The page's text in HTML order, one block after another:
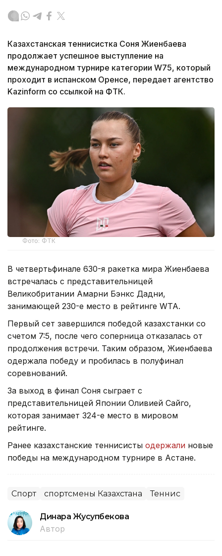
Казахстанская теннисистка Соня Жиенбаева
продолжает успешное выступление на
международном турнире категории W75, который
проходит в испанском Оренсе, передает агентство
Kazinform со ссылкой на ФТК.
Фото: ФТК
В четвертьфинале 630-я ракетка мира Жиенбаева
встречалась с представительницей
Великобритании Амарни Бэнкс Дадни,
занимающей 230-е место в рейтинге WTA.
Первый сет завершился победой казахстанки со
счетом 7:5, после чего соперница отказалась от
продолжения встречи. Таким образом, Жиенбаева
одержала победу и пробилась в полуфинал
соревнований.
За выход в финал Соня сыграет с
представительницей Японии Оливией Сайго,
которая занимает 324-е место в мировом
рейтинге.
Ранее казахстанские теннисисты одержали новые
победы на международном турнире в Астане.
Спорт спортсмены Казахстана Теннис
Динара Жусупбекова
Автор